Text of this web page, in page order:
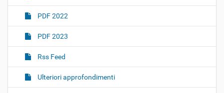
PDF 2022
PDF 2023
Rss Feed
Ulteriori approfondimenti